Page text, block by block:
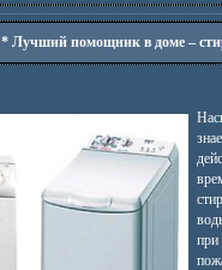
* Лучший помощник в доме –
при